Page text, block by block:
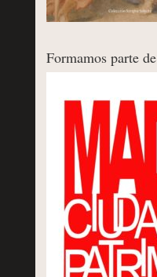
Formamos parte de